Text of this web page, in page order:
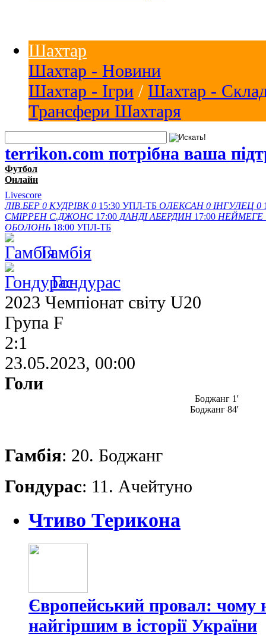
Шахтар
Шахтар - Новини
Шахтар - Ігри / Шахтар -
Трансфери Шахтаря
terrikon.com потрібна ваша
Футбол
Онлайн
Livescore
ЛІВ.БЕР 0 КУДРІВК 0 15:30 УПЛ-ТБ ОЛЕКСАН 0 ІНГУЛЕЦ 0
СМІРРЕН С.ДЖОНС 17:00 ДАНДІ АБЕРДИН 17:00 НЕЙМЕГЕ
ОБОЛОНЬ 18:00 УПЛ-ТБ
Гамбія
Гондурас
2023 Чемпіонат світу U20
Група F
2:1
23.05.2023, 00:00
Голи
Боджанг 1'
Боджанг 84'
Гамбія: 20. Боджанг
Гондурас: 11. Ачейтуно
Чтиво Терикона
Європейський провал: чому
найгіршим в історії України